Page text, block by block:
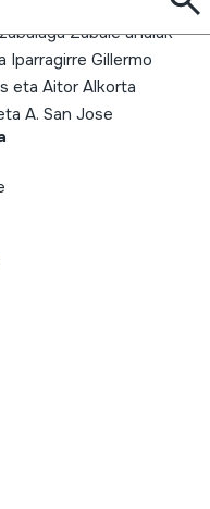
Zabale anaiak
Iparragirre Gillermo
eta Aitor Alkorta
A. San Jose